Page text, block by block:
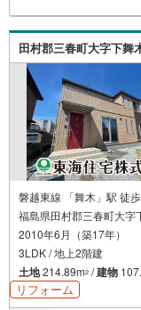
田村郡三春町大字下舞
磐越東線 「舞木」駅 徒
福島県田村郡三春町大字
2010年6月（築17年）
3LDK / 地上2階建
土地214.89m2 /建物
リフォーム